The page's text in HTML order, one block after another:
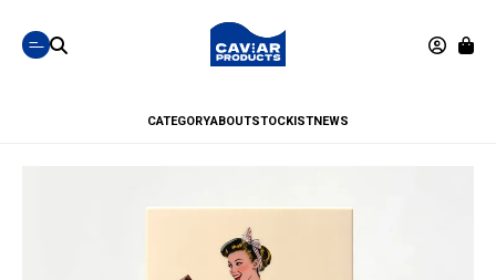
CATEGORYABOUTSTOCKISTNEWS